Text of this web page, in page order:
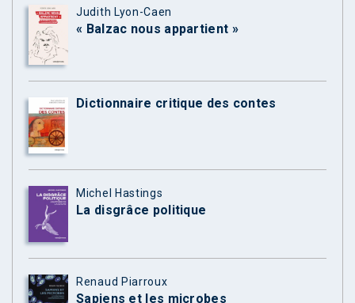
Judith Lyon-Caen
« Balzac nous appartient »
Dictionnaire critique des contes
Michel Hastings
La disgrâce politique
Renaud Piarroux
Sapiens et les microbes